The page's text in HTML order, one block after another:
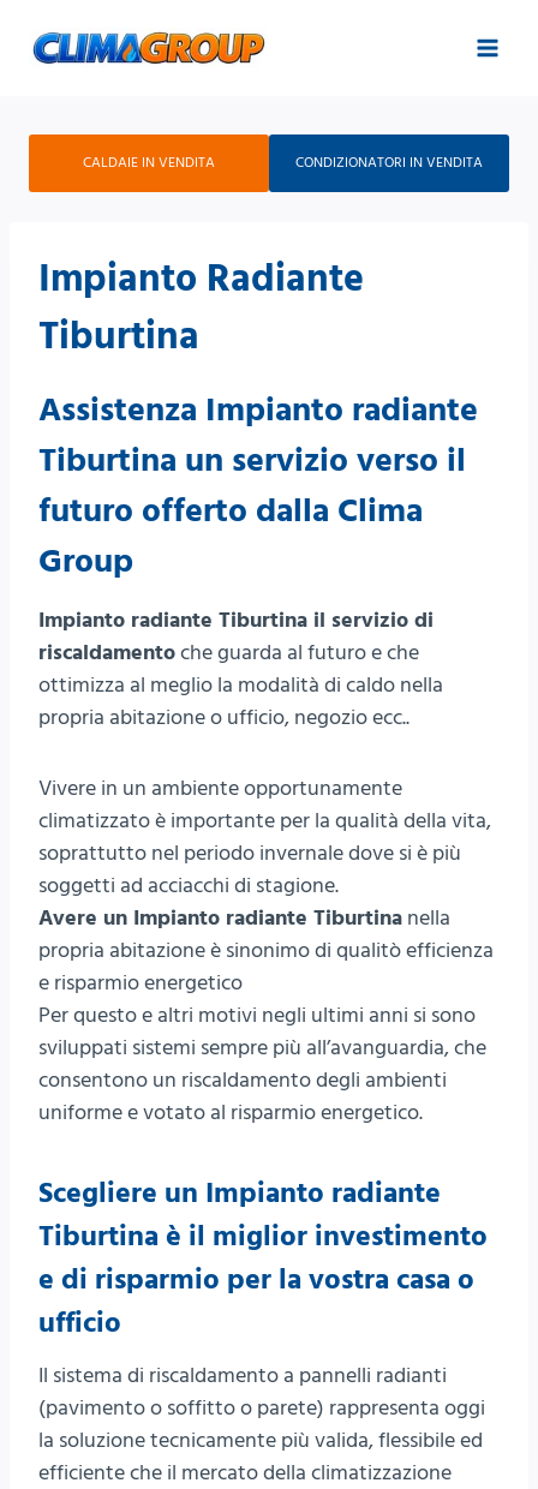
CALDAIE IN VENDITA CONDIZIONATORI IN VENDITA
Impianto Radiante
Tiburtina
Assistenza Impianto radiante
Tiburtina un servizio verso il
futuro offerto dalla Clima
Group
Impianto radiante Tiburtina il servizio di
riscaldamentoche guarda al futuro e che
ottimizza al meglio la modalità di caldo nella
propria abitazione o ufficio, negozio ecc..
Vivere in un ambiente opportunamente
climatizzato è importante per la qualità della vita,
soprattutto nel periodo invernale dove si è più
soggetti ad acciacchi di stagione.
Avere un Impianto radiante Tiburtina nella
propria abitazione è sinonimo di qualitò efficienza
e risparmio energetico
Per questo e altri motivi negli ultimi anni si sono
sviluppati sistemi sempre più all’avanguardia, che
consentono un riscaldamento degli ambienti
uniforme e votato al risparmio energetico.
Scegliere un Impianto radiante
Tiburtina è il miglior investimento
e di risparmio per la vostra casa o
ufficio
Il sistema di riscaldamento a pannelli radianti
(pavimento o soffitto o parete) rappresenta oggi
la soluzione tecnicamente più valida, flessibile ed
efficiente che il mercato della climatizzazione